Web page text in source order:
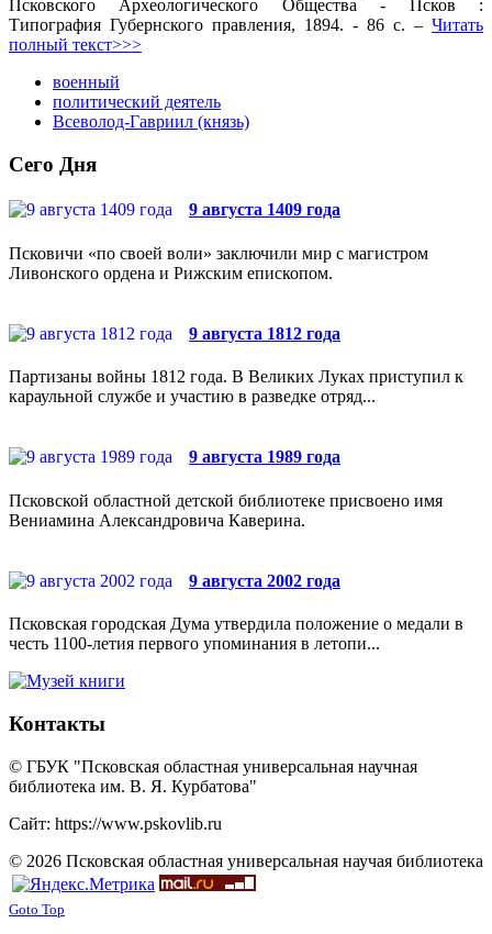
Псковского Археологического Общества - Псков :
Типография Губернского правления, 1894. - 86 с. – Читать
полный текст>>>
военный
политический деятель
Всеволод-Гавриил (князь)
Сего Дня
9 августа 1409 года
Псковичи «по своей воли» заключили мир с магистром
Ливонского ордена и Рижским епископом.
9 августа 1812 года
Партизаны войны 1812 года. В Великих Луках приступил к
караульной службе и участию в разведке отряд...
9 августа 1989 года
Псковской областной детской библиотеке присвоено имя
Вениамина Александровича Каверина.
9 августа 2002 года
Псковская городская Дума утвердила положение о медали в
честь 1100-летия первого упоминания в летопи...
Контакты
© ГБУК "Псковская областная универсальная научная
библиотека им. В. Я. Курбатова"
Сайт: https://www.pskovlib.ru
© 2026 Псковская областная универсальная научая библиотека
Goto Top